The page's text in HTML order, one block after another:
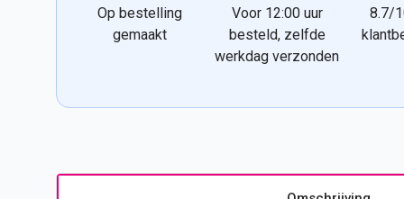
Op bestelling
gemaakt
Voor 12:00 uur
besteld, zelfde
werkdag verzonden
8.7/